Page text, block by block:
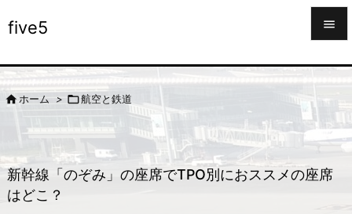
five5 
サイド


ホーム > 航空と鉄道
新幹線「のぞみ」の座席でTPO別におススメの座席
はどこ？